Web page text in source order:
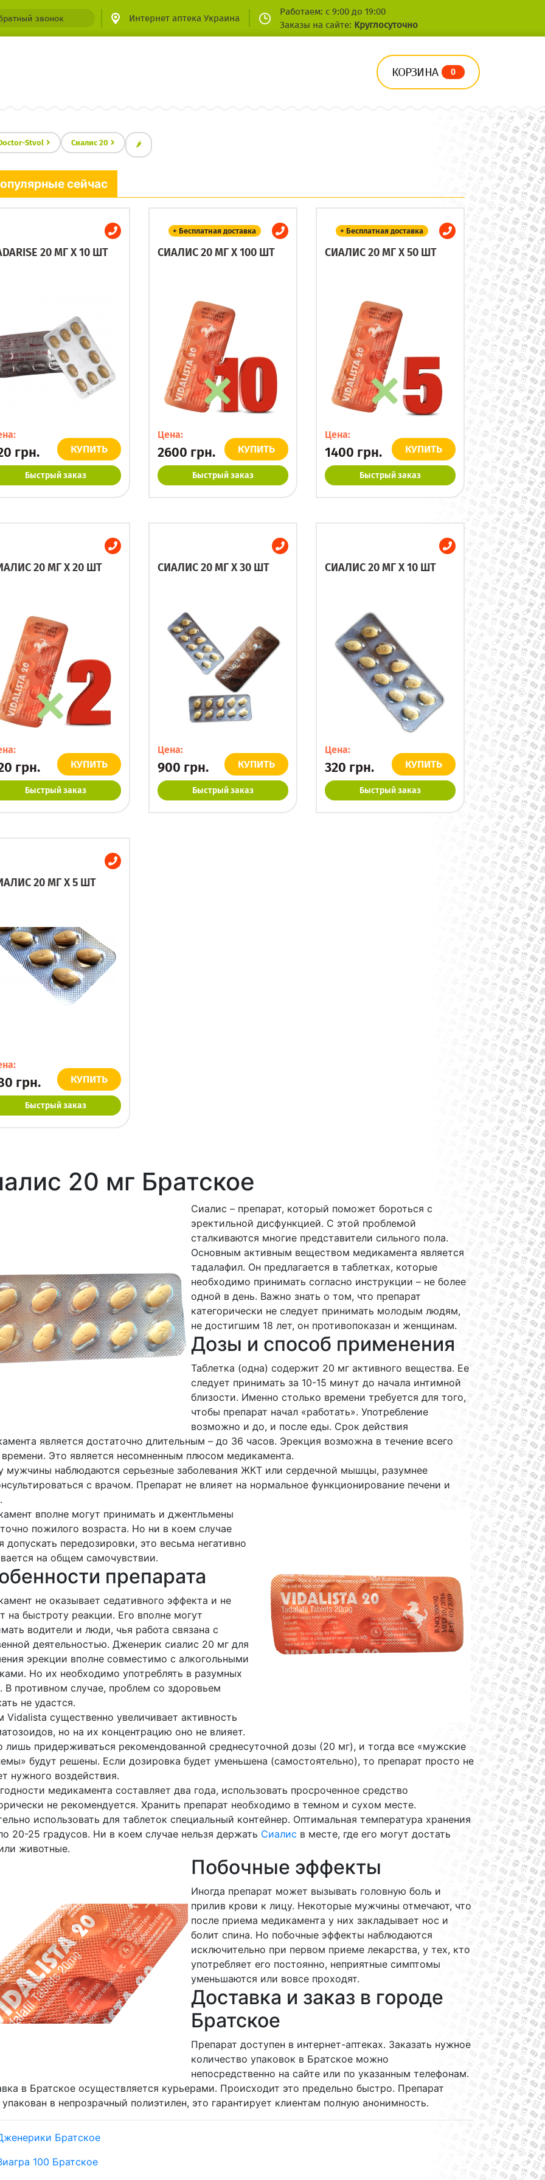
звонок Интернет аптека Украина
Работаем: с 9:00 до 19:00
Заказы на сайте: Круглосуточно
КОРЗИНА 0
Stvol Сиалис 20 🌶
сейчас
20 МГ X 10 ШТ
грн. КУПИТЬ
Быстрый заказ
+ Бесплатная доставка
СИАЛИС 20 МГ X 100 ШТ
Цена:
2600 грн. КУПИТЬ
Быстрый заказ
+ Бесплатная доставка
СИАЛИС 20 МГ X 50 ШТ
Цена:
1400 грн. КУПИТЬ
Быстрый заказ
20 МГ X 20 ШТ
грн. КУПИТЬ
Быстрый заказ
СИАЛИС 20 МГ X 30 ШТ
Цена:
900 грн. КУПИТЬ
Быстрый заказ
СИАЛИС 20 МГ X 10 ШТ
Цена:
320 грн. КУПИТЬ
Быстрый заказ
20 МГ X 5 ШТ
грн. КУПИТЬ
Быстрый заказ
20 мг Братское
Сиалис – препарат, который поможет бороться с
эректильной дисфункцией. С этой проблемой
сталкиваются многие представители сильного пола.
Основным активным веществом медикамента является
тадалафил. Он предлагается в таблетках, которые
необходимо принимать согласно инструкции – не более
одной в день. Важно знать о том, что препарат
категорически не следует принимать молодым людям,
не достигшим 18 лет, он противопоказан и женщинам.
Дозы и способ применения
Таблетка (одна) содержит 20 мг активного вещества. Ее
следует принимать за 10-15 минут до начала интимной
близости. Именно столько времени требуется для того,
чтобы препарат начал «работать». Употребление
возможно и до, и после еды. Срок действия
является достаточно длительным – до 36 часов. Эрекция возможна в течение всего
времени. Это является несомненным плюсом медикамента.
мужчины наблюдаются серьезные заболевания ЖКТ или сердечной мышцы, разумнее
с врачом. Препарат не влияет на нормальное функционирование печени и
вполне могут принимать и джентльмены
пожилого возраста. Но ни в коем случае
допускать передозировки, это весьма негативно
на общем самочувствии.
препарата
не оказывает седативного эффекта и не
на быстроту реакции. Его вполне могут
водители и люди, чья работа связана с
деятельностью. Дженерик сиалис 20 мг для
эрекции вполне совместимо с алкогольными
Но их необходимо употреблять в разумных
В противном случае, проблем со здоровьем
не удастся.
Vidalista существенно увеличивает активность
но на их концентрацию оно не влияет.
лишь придерживаться рекомендованной среднесуточной дозы (20 мг), и тогда все «мужские
будут решены. Если дозировка будет уменьшена (самостоятельно), то препарат просто не
нужного воздействия.
медикамента составляет два года, использовать просроченное средство
не рекомендуется. Хранить препарат необходимо в темном и сухом месте.
использовать для таблеток специальный контейнер. Оптимальная температура хранения
20-25 градусов. Ни в коем случае нельзя держать Сиалис в месте, где его могут достать
животные.
Побочные эффекты
Иногда препарат может вызывать головную боль и
прилив крови к лицу. Некоторые мужчины отмечают, что
после приема медикамента у них закладывает нос и
болит спина. Но побочные эффекты наблюдаются
исключительно при первом приеме лекарства, у тех, кто
употребляет его постоянно, неприятные симптомы
уменьшаются или вовсе проходят.
Доставка и заказ в городе
Братское
Препарат доступен в интернет-аптеках. Заказать нужное
количество упаковок в Братское можно
непосредственно на сайте или по указанным телефонам.
в Братское осуществляется курьерами. Происходит это предельно быстро. Препарат
упакован в непрозрачный полиэтилен, это гарантирует клиентам полную анонимность.
Братское
100 Братское